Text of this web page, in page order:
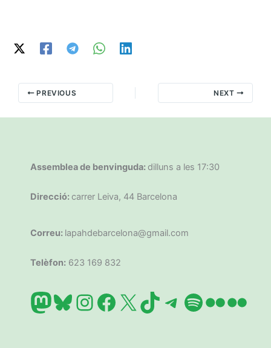
PREVIOUS NEXT
Assemblea de benvinguda: dilluns a les 17:30
Direcció: carrer Leiva, 44 Barcelona
Correu: lapahdebarcelona@gmail.com
Telèfon: 623 169 832
Mastodon
Bluesky
Instagram
Facebook
X TikTok
Telegram
Spotify
Flickr